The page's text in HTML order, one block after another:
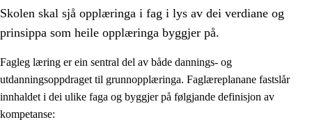
Skolen skal sjå opplæringa i fag i lys av dei verdiane og
prinsippa som heile opplæringa byggjer på.
Fagleg læring er ein sentral del av både dannings- og
utdanningsoppdraget til grunnopplæringa. Faglæreplanane fastslår
innhaldet i dei ulike faga og byggjer på følgjande definisjon av
kompetanse: